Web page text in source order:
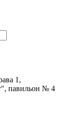
1,
павильон № 4